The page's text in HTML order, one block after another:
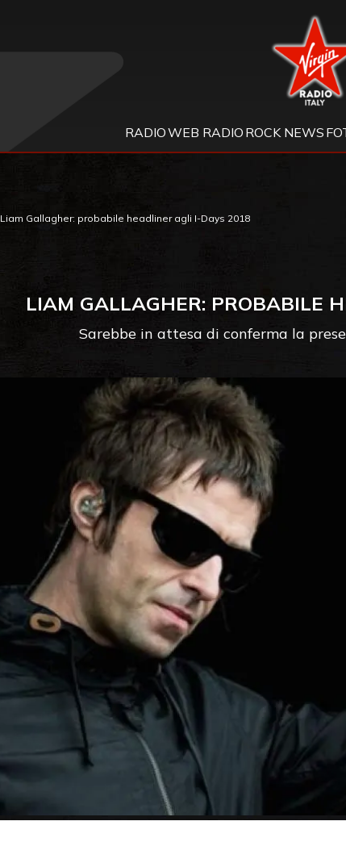
RADIOWEB RADIO ROCK NEWS
Liam Gallagher: probabile headliner agli I-Days 2018
LIAM GALLAGHER: PROBABILE
Sarebbe in attesa di conferma la